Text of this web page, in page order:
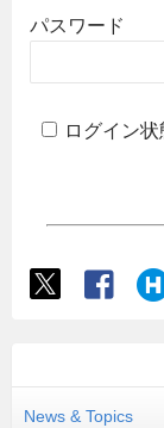
パスワード
ログイン
News & Topics